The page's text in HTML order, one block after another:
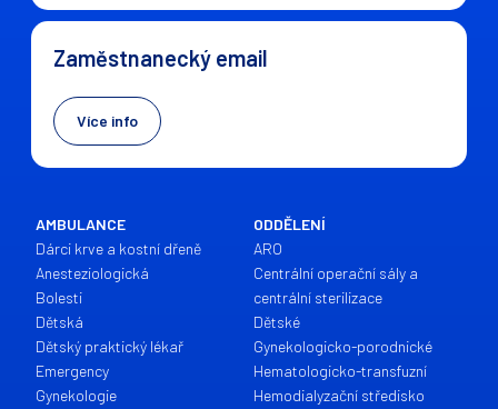
Zaměstnanecký email
Více info
AMBULANCE
Dárci krve a kostní dřeně
Anesteziologická
Bolesti
Dětská
Dětský praktický lékař
Emergency
Gynekologie
ODDĚLENÍ
ARO
Centrální operační sály a
centrální sterilizace
Dětské
Gynekologicko-porodnické
Hematologicko-transfuzní
Hemodialyzační středisko